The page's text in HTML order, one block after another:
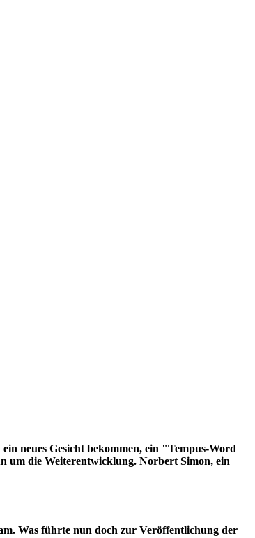
neues Gesicht bekommen, ein "Tempus-Word
die Weiterentwicklung. Norbert Simon, ein
Was führte nun doch zur Veröffentlichung der